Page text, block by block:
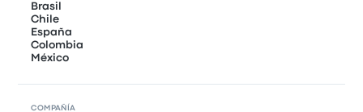
Brasil
Chile
España
Colombia
México
COMPAÑÍA